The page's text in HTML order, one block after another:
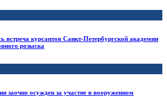
встреча курсантов Санкт-Петербургской академии
розыска
заочно осужден за участие в вооруженном